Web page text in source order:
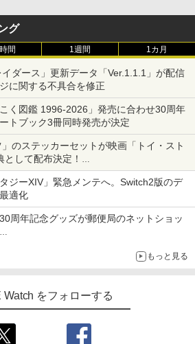
グ
間 1週間 1カ月
イダース」更新データ「Ver.1.1.1」が配信
に関する不具合を修正
く図鑑 1996-2026」発売に合わせ30周年
トブック3冊同時発売が決定
」のステッカーセットが映画「トイ・スト
して配布決定！
数量限定で配布
ジーXIV」緊急メンテへ。Switch2版のデ
適化
周年記念グッズが郵便局のネットショッ
もっと見る
Watch をフォローする